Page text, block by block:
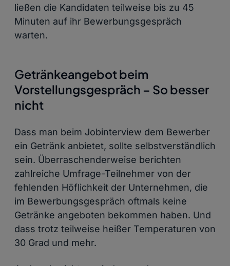
ließen die Kandidaten teilweise bis zu 45
Minuten auf ihr Bewerbungsgespräch
warten.
Getränkeangebot beim
Vorstellungsgespräch – So besser
nicht
Dass man beim Jobinterview dem Bewerber
ein Getränk anbietet, sollte selbstverständlich
sein. Überraschenderweise berichten
zahlreiche Umfrage-Teilnehmer von der
fehlenden Höflichkeit der Unternehmen, die
im Bewerbungsgespräch oftmals keine
Getränke angeboten bekommen haben. Und
dass trotz teilweise heißer Temperaturen von
30 Grad und mehr.